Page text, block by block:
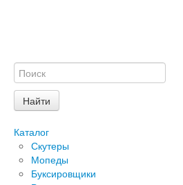
Каталог
Скутеры
Мопеды
Буксировщики